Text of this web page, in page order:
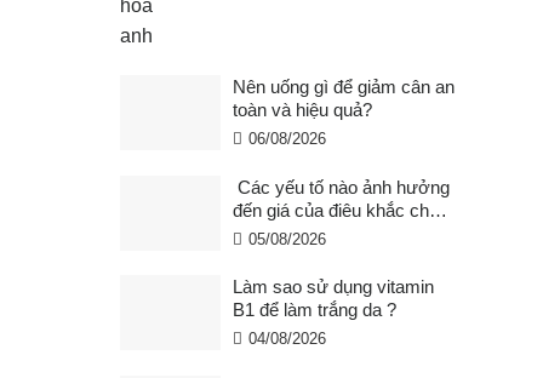
Nên uống gì để giảm cân an
toàn và hiệu quả?
06/08/2026
Các yếu tố nào ảnh hưởng
đến giá của điêu khắc chân
mày ?
05/08/2026
Làm sao sử dụng vitamin
B1 để làm trắng da ?
04/08/2026